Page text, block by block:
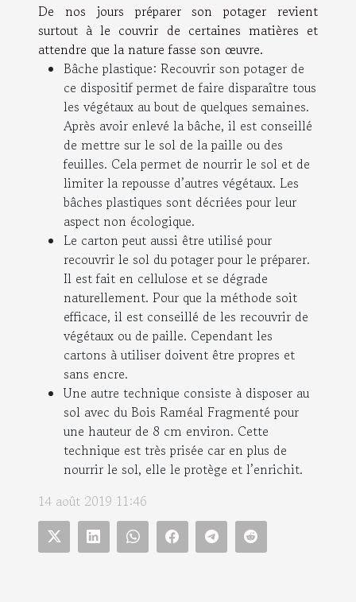
De nos jours préparer son potager revient
surtout à le couvrir de certaines matières et
attendre que la nature fasse son œuvre.
Bâche plastique: Recouvrir son potager de
ce dispositif permet de faire disparaître tous
les végétaux au bout de quelques semaines.
Après avoir enlevé la bâche, il est conseillé
de mettre sur le sol de la paille ou des
feuilles. Cela permet de nourrir le sol et de
limiter la repousse d’autres végétaux. Les
bâches plastiques sont décriées pour leur
aspect non écologique.
Le carton peut aussi être utilisé pour
recouvrir le sol du potager pour le préparer.
Il est fait en cellulose et se dégrade
naturellement. Pour que la méthode soit
efficace, il est conseillé de les recouvrir de
végétaux ou de paille. Cependant les
cartons à utiliser doivent être propres et
sans encre.
Une autre technique consiste à disposer au
sol avec du Bois Raméal Fragmenté pour
une hauteur de 8 cm environ. Cette
technique est très prisée car en plus de
nourrir le sol, elle le protège et l’enrichit.
14 août 2019 11:46